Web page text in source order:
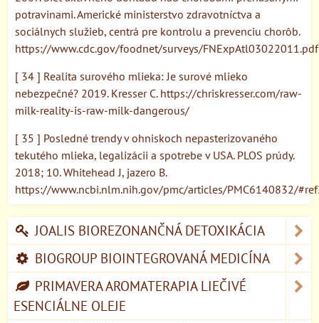
potravinami. Americké ministerstvo zdravotníctva a
sociálnych služieb, centrá pre kontrolu a prevenciu chorôb.
https://www.cdc.gov/foodnet/surveys/FNExpAtl03022011.pdf
[ 34 ] Realita surového mlieka: Je surové mlieko
nebezpečné? 2019. Kresser C. https://chriskresser.com/raw-
milk-reality-is-raw-milk-dangerous/
[ 35 ] Posledné trendy v ohniskoch nepasterizovaného
tekutého mlieka, legalizácii a spotrebe v USA. PLOS prúdy.
2018; 10. Whitehead J, jazero B.
https://www.ncbi.nlm.nih.gov/pmc/articles/PMC6140832/
JOALIS BIOREZONANČNÁ DETOXIKÁCIA
BIOGROUP BIOINTEGROVANÁ MEDICÍNA
PRIMAVERA AROMATERAPIA LIEČIVÉ
ESENCIÁLNE OLEJE